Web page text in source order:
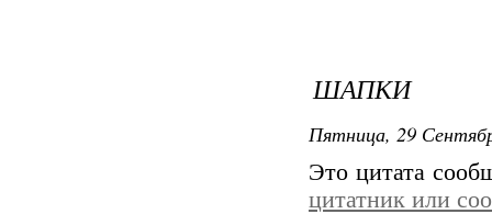
ШАПКИ
Пятница, 29
Это цитата
цитатник или